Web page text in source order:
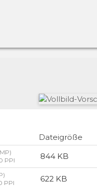
Dateigröße
PPI
844 KB
PPI
622 KB